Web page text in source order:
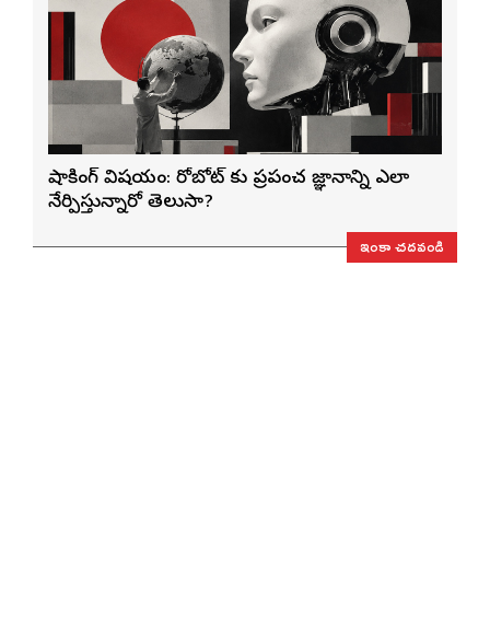
షాకింగ్ విషయం: రోబోట్‌ కు ప్రపంచ జ్ఞానాన్ని ఎలా
నేర్పిస్తున్నారో తెలుసా?
ఇంకా చదవండి